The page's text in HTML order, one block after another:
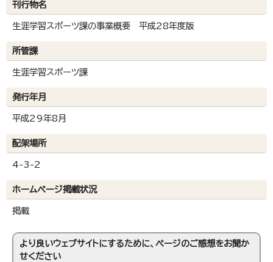
刊行物名
生涯学習スポーツ課の事業概要 平成28年度版
所管課
生涯学習スポーツ課
発行年月
平成29年8月
配架場所
4-3-2
ホームページ掲載状況
掲載
より良いウェブサイトにするために、ページのご感想をお聞か
せください